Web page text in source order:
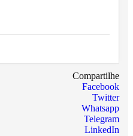
Compartilhe
Facebook
Twitter
Whatsapp
Telegram
LinkedIn